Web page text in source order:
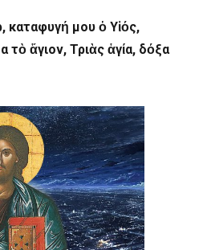
καταφυγή μου ὁ Υἱός,
ἅγιον, Τριὰς ἁγία, δόξα